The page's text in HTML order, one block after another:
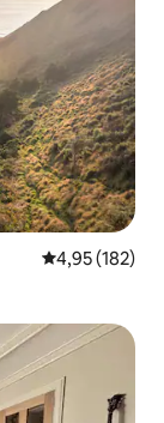
4,95 de uma
4,95 (182)